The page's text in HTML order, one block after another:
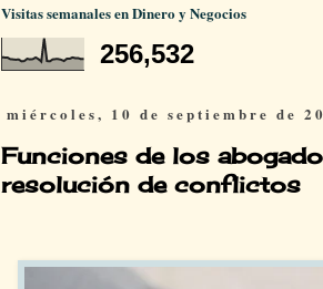
Visitas semanales en Dinero y Negocios
256,532
miércoles, 10 de septiembre de
Funciones de los
resolución de conflictos